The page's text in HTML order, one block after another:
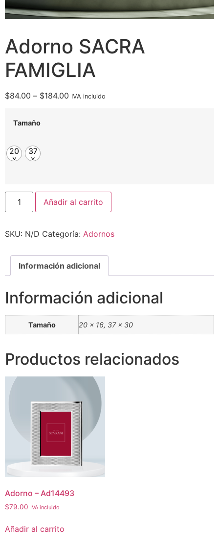
Adorno SACRA
FAMIGLIA
$84.00 – $184.00 IVA incluido
Tamaño
20
x
37
x
Añadir al carrito
SKU: N/D Categoría: Adornos
Información adicional
Información adicional
Tamaño 20 x 16, 37 x 30
Productos relacionados
Adorno – Ad14493
$79.00 IVA incluido
Añadir al carrito